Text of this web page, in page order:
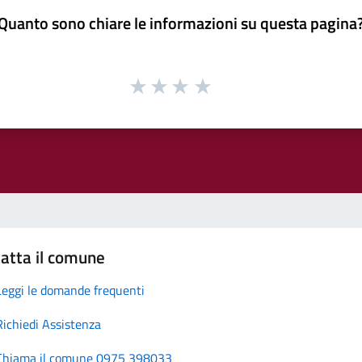
sono chiare le informazioni su questa
il comune
le domande frequenti
Assistenza
il comune 0975 398033